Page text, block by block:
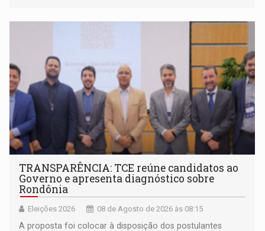
TRANSPARÊNCIA: TCE reúne candidatos ao
Governo e apresenta diagnóstico sobre
Rondônia
Eleições 2026 08 de Agosto de 2026 às 08:15
A proposta foi colocar à disposição dos postulantes